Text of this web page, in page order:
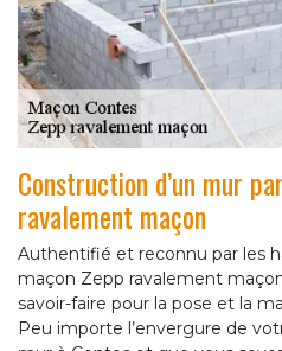
Construction d’un mur
ravalement maçon
Authentifié et reconnu par les
maçon Zepp ravalement
savoir-faire pour la pose et la
Peu importe l’envergure de